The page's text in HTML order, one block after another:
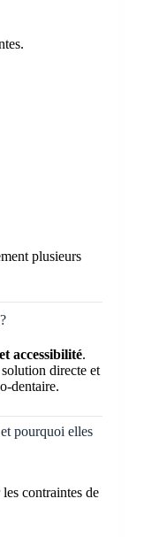
plusieurs
accessibilité.
directe et
dentaire.
pourquoi elles
contraintes de